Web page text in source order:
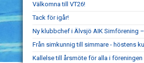
Välkomna till VT26!
Tack för igår!
Ny klubbchef i Älvsjö AIK Simförening
Från simkunnig till simmare - höstens
Kallelse till årsmöte för alla i föreningen